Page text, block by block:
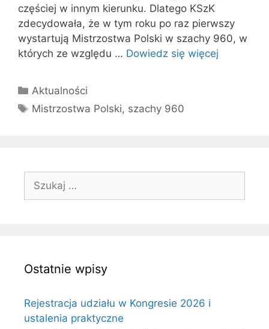
częściej w innym kierunku. Dlatego KSzK
zdecydowała, że w tym roku po raz pierwszy
wystartują Mistrzostwa Polski w szachy 960, w
których ze względu … Dowiedz się więcej
Kategorie
Aktualności
Tagi
Mistrzostwa Polski, szachy 960
Ostatnie wpisy
Rejestracja udziału w Kongresie 2026 i
ustalenia praktyczne